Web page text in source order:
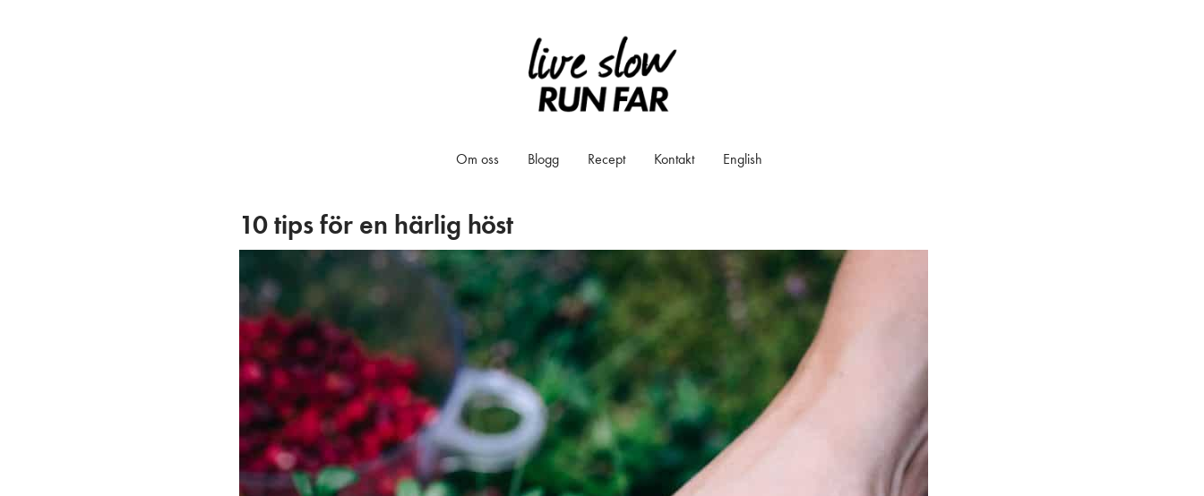
Om oss Blogg Recept Kontakt English
10 tips för en härlig höst